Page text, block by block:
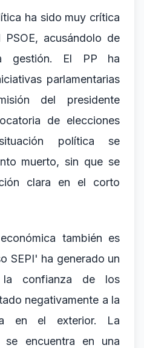
ha sido muy crítica
acusándolo de
gestión. El PP ha
parlamentarias
del presidente
de elecciones
política se
muerto, sin que se
clara en el corto
también es
SEPI' ha generado un
confianza de los
negativamente a la
en el exterior. La
se encuentra en una